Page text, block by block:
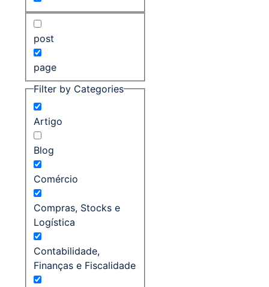
post
page
Filter by Categories
Artigo
Blog
Comércio
Compras, Stocks e
Logística
Contabilidade,
Finanças e Fiscalidade